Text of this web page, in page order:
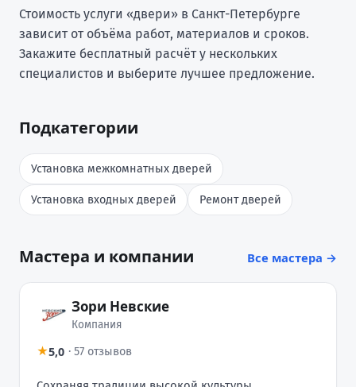
Стоимость услуги «двери» в Санкт-Петербурге
зависит от объёма работ, материалов и сроков.
Закажите бесплатный расчёт у нескольких
специалистов и выберите лучшее предложение.
Подкатегории
Установка межкомнатных дверей
Установка входных дверей Ремонт дверей
Мастера и компании Все мастера →
Зори Невские
Компания
★5,0 · 57 отзывов